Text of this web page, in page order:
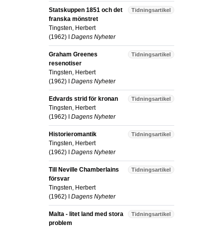
Tidningsartikel
Statskuppen 1851 och det
franska mönstret
Tingsten, Herbert
(1962) I Dagens Nyheter
Tidningsartikel
Graham Greenes
resenotiser
Tingsten, Herbert
(1962) I Dagens Nyheter
Tidningsartikel
Edvards strid för kronan
Tingsten, Herbert
(1962) I Dagens Nyheter
Tidningsartikel
Historieromantik
Tingsten, Herbert
(1962) I Dagens Nyheter
Tidningsartikel
Till Neville Chamberlains
försvar
Tingsten, Herbert
(1962) I Dagens Nyheter
Tidningsartikel
Malta - litet land med stora
problem